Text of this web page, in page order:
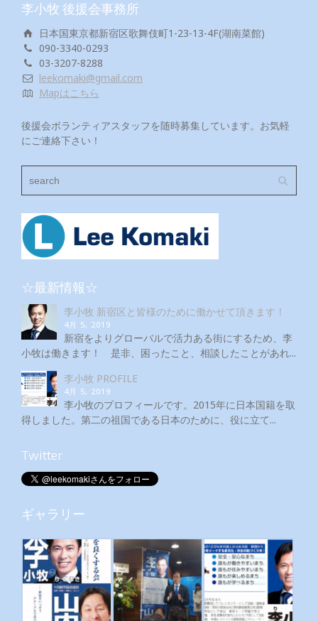
李小牧 後援会事務所
日本国東京都新宿区歌舞伎町1-23-13-4F(湖南菜館)
090-3340-0293
03-3207-8288
leekomaki@gmail.com
Mapはこちら
後援会ボランティアスタッフを随時募集しています。お気軽
にご連絡下さい！
☆最新情報☆
李小牧 新宿区と皆様のために働かせて頂きます！
4月 5, 2019
新宿をよりグローバルで活力ある街にするため、李
小牧は働きます！ 是非、困ったこと、相談したことがあれ...
李小牧 PROFILE
4月 5, 2019
李小牧のプロフィールです。2015年に日本国籍を取
得しました。第二の祖国である日本のために、役に立て...
Twitter
ギャラリー